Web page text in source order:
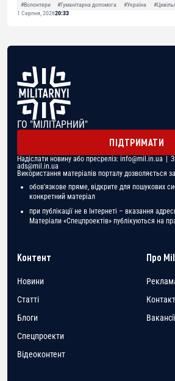
#Волонтери
#Гуманітарна допомога #Україна
1 Серпня, 202620:33
ГО "МІЛІТАРНИЙ"
ПІДТРИМАТИ
Надіслати новину або пресреліз: info@mil.in.ua |
ads@mil.in.ua
Використання матеріалів порталу дозволяється
обов'язкове пряме, відкрите для пошукових
конкретний матеріал
при публікації не в Інтернеті – вказання
Матеріали «Спецпроектів» публікуються на
Контент
Новини
Статті
Блоги
Спецпроекти
Відеоконтент
Про
Контакт
Вакансії